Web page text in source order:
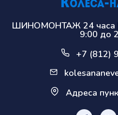
ШИНОМОНТАЖ 24 часа |
9:00 до
+7 (812)
Адреса